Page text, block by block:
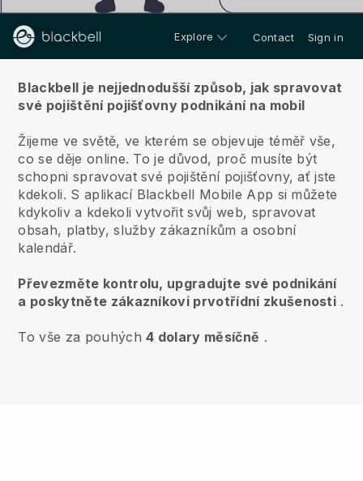
Explore Contact Sign in
Blackbell je nejjednodušší způsob, jak spravovat
své pojištění pojišťovny podnikání na mobil
Žijeme ve světě, ve kterém se objevuje téměř vše,
co se děje online. To je důvod, proč musíte být
schopni spravovat své pojištění pojišťovny, ať jste
kdekoli. S aplikací Blackbell Mobile App si můžete
kdykoliv a kdekoli vytvořit svůj web, spravovat
obsah, platby, služby zákazníkům a osobní
kalendář.
Převezměte kontrolu, upgradujte své podnikání
a poskytněte zákazníkovi prvotřídní zkušenosti .
To vše za pouhých4 dolary měsíčně .